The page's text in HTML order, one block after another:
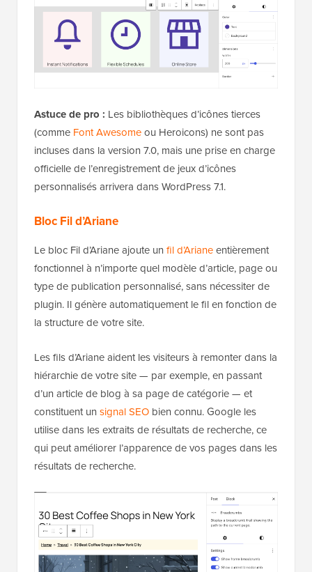
Astuce de pro : Les bibliothèques d’icônes tierces
(comme Font Awesomeou Heroicons) ne sont pas
incluses dans la version 7.0, mais une prise en charge
officielle de l’enregistrement de jeux d’icônes
personnalisés arrivera dans WordPress 7.1.
Bloc Fil d’Ariane
Le bloc Fil d’Ariane ajoute un fil d’Arianeentièrement
fonctionnel à n’importe quel modèle d’article, page ou
type de publication personnalisé, sans nécessiter de
plugin. Il génère automatiquement le fil en fonction de
la structure de votre site.
Les fils d’Ariane aident les visiteurs à remonter dans la
hiérarchie de votre site — par exemple, en passant
d’un article de blog à sa page de catégorie — et
constituent un signal SEO bien connu. Google les
utilise dans les extraits de résultats de recherche, ce
qui peut améliorer l’apparence de vos pages dans les
résultats de recherche.